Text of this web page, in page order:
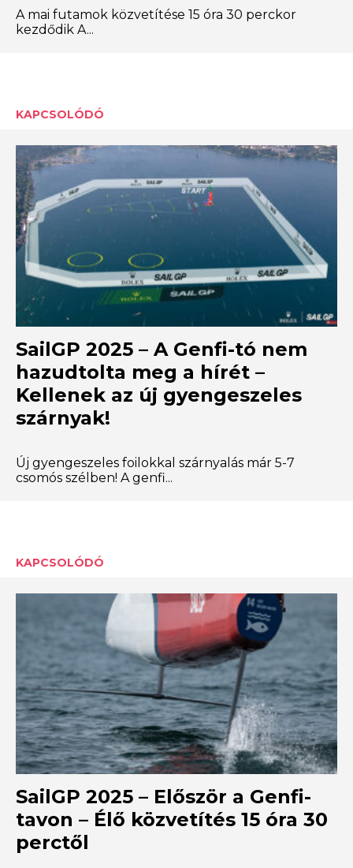
A mai futamok közvetítése 15 óra 30 perckor
kezdődik A...
KAPCSOLÓDÓ
SailGP 2025 – A Genfi-tó nem
hazudtolta meg a hírét –
Kellenek az új gyengeszeles
szárnyak!
Új gyengeszeles foilokkal szárnyalás már 5-7
csomós szélben! A genfi...
KAPCSOLÓDÓ
SailGP 2025 – Először a Genfi-
tavon – Élő közvetítés 15 óra 30
perctől